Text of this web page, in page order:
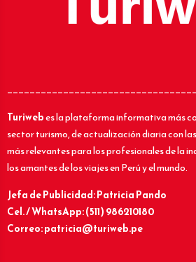
Turiwebes la plataforma informativa más
sector turismo, de actualización diaria con
más relevantes para los profesionales de la
los amantes de los viajes en Perú y el mundo.
Jefa de Publicidad: Patricia Pando
Cel. / WhatsApp: (511) 986210180
Correo: patricia@turiweb.pe